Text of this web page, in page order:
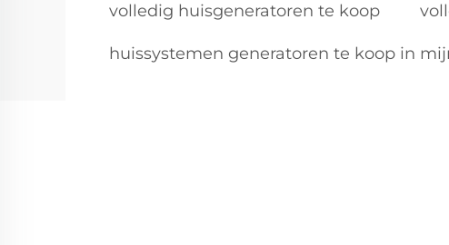
volledig huisgeneratoren te koop
huissystemen generatoren te koop in